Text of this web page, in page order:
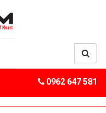
0962 647 581